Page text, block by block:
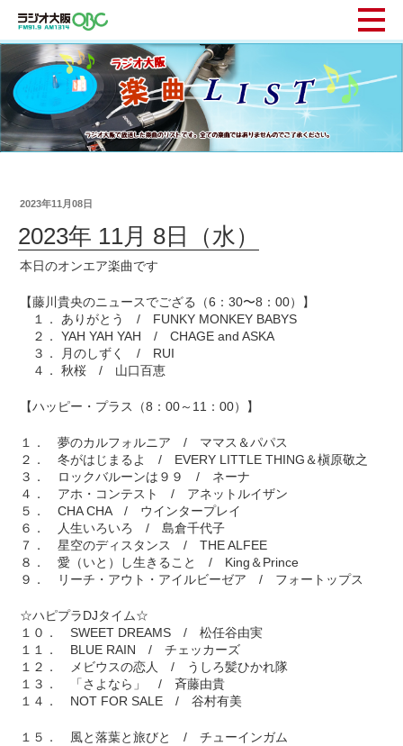
2023年11月08日
2023年 11月 8日（水）
本日のオンエア楽曲です
【藤川貴央のニュースでござる（6：30〜8：00）】
１． ありがとう / FUNKY MONKEY BABYS
２． YAH YAH YAH / CHAGE and ASKA
３． 月のしずく / RUI
４． 秋桜 / 山口百恵
【ハッピー・プラス（8：00～11：00）】
１． 夢のカルフォルニア / ママス＆パパス
２． 冬がはじまるよ / EVERY LITTLE THING＆槇原敬之
３． ロックバルーンは９９ / ネーナ
４． アホ・コンテスト / アネットルイザン
５． CHA CHA / ウインタープレイ
６． 人生いろいろ / 島倉千代子
７． 星空のディスタンス / THE ALFEE
８． 愛（いと）し生きること / King＆Prince
９． リーチ・アウト・アイルビーゼア / フォートップス
☆ハピプラDJタイム☆
１０． SWEET DREAMS / 松任谷由実
１１． BLUE RAIN / チェッカーズ
１２． メビウスの恋人 / うしろ髪ひかれ隊
１３． 「さよなら」 / 斉藤由貴
１４． NOT FOR SALE / 谷村有美
１５． 風と落葉と旅びと / チューインガム